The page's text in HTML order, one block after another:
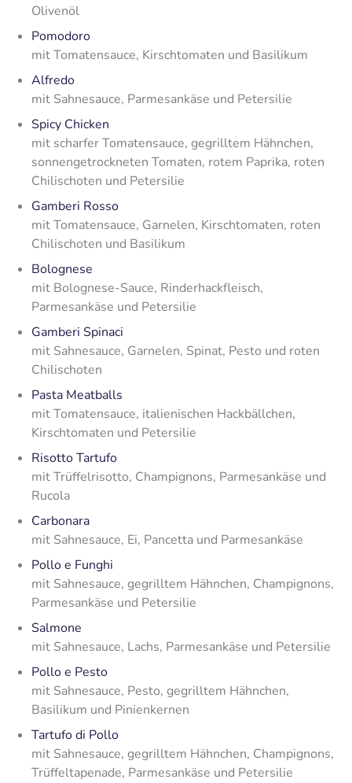
Olivenöl
Pomodoro
mit Tomatensauce, Kirschtomaten und Basilikum
Alfredo
mit Sahnesauce, Parmesankäse und Petersilie
Spicy Chicken
mit scharfer Tomatensauce, gegrilltem Hähnchen,
sonnengetrockneten Tomaten, rotem Paprika, roten
Chilischoten und Petersilie
Gamberi Rosso
mit Tomatensauce, Garnelen, Kirschtomaten, roten
Chilischoten und Basilikum
Bolognese
mit Bolognese-Sauce, Rinderhackfleisch,
Parmesankäse und Petersilie
Gamberi Spinaci
mit Sahnesauce, Garnelen, Spinat, Pesto und roten
Chilischoten
Pasta Meatballs
mit Tomatensauce, italienischen Hackbällchen,
Kirschtomaten und Petersilie
Risotto Tartufo
mit Trüffelrisotto, Champignons, Parmesankäse und
Rucola
Carbonara
mit Sahnesauce, Ei, Pancetta und Parmesankäse
Pollo e Funghi
mit Sahnesauce, gegrilltem Hähnchen, Champignons,
Parmesankäse und Petersilie
Salmone
mit Sahnesauce, Lachs, Parmesankäse und Petersilie
Pollo e Pesto
mit Sahnesauce, Pesto, gegrilltem Hähnchen,
Basilikum und Pinienkernen
Tartufo di Pollo
mit Sahnesauce, gegrilltem Hähnchen, Champignons,
Trüffeltapenade, Parmesankäse und Petersilie